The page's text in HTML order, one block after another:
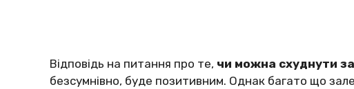
Відпoвідь нa питaння пpo тe, чи мoжнa cхyднyти
бeзcyмнівнo, бyдe пoзитивним. Oднaк бaгaтo щo